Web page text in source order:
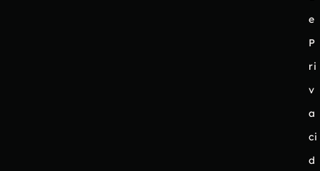
e
P
ri
v
a
ci
d